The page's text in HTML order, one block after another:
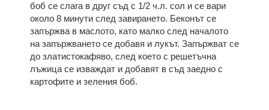
боб се слага в друг съд с 1/2 ч.л. сол и се вари
около 8 минути след завирането. Беконът се
запържва в маслото, като малко след началото
на запържването се добавя и лукът. Запържват се
до златистокафяво, след което с решетъчна
лъжица се изваждат и добавят в съд заедно с
картофите и зеления боб.